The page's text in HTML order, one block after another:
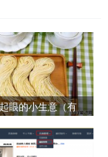
眼的小生意（有